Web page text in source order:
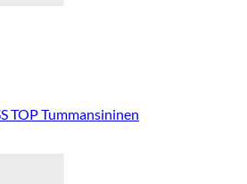
TOP Tummansininen